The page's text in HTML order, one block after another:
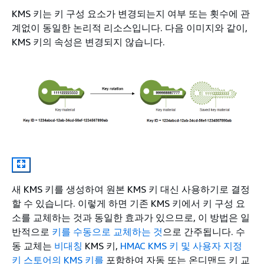
KMS 키는 키 구성 요소가 변경되는지 여부 또는 횟수에 관
계없이 동일한 논리적 리소스입니다. 다음 이미지와 같이,
KMS 키의 속성은 변경되지 않습니다.
새 KMS 키를 생성하여 원본 KMS 키 대신 사용하기로 결정
할 수 있습니다. 이렇게 하면 기존 KMS 키에서 키 구성 요
소를 교체하는 것과 동일한 효과가 있으므로, 이 방법은 일
반적으로 키를 수동으로 교체하는 것으로 간주됩니다. 수
동 교체는 비대칭 KMS 키, HMAC KMS 키 및 사용자 지정
키 스토어의 KMS 키를 포함하여 자동 또는 온디맨드 키 교